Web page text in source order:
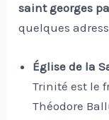
saint georges
quelques
Église de la
Trinité est le
Théodore